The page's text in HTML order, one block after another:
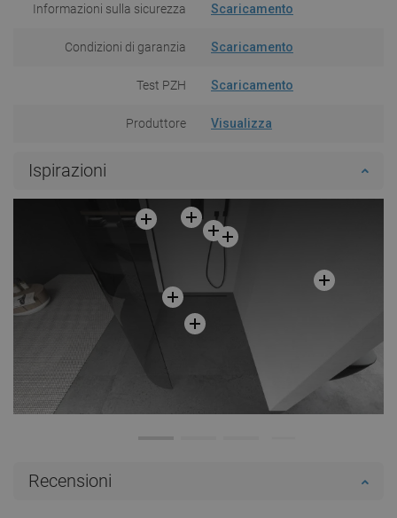
Informazioni sulla sicurezza Scaricamento
Condizioni di garanzia Scaricamento
Test PZH Scaricamento
Produttore Visualizza
Ispirazioni
Recensioni